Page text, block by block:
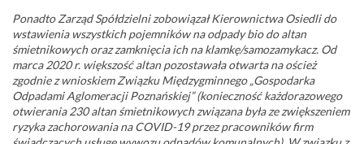
Ponadto Zarząd Spółdzielni zobowiązał Kierownictwa Osiedli do
wstawienia wszystkich pojemników na odpady bio do altan
śmietnikowych oraz zamknięcia ich na klamkę/samozamykacz. Od
marca 2020 r. większość altan pozostawała otwarta na oścież
zgodnie z wnioskiem Związku Międzygminnego „Gospodarka
Odpadami Aglomeracji Poznańskiej” (konieczność każdorazowego
otwierania 230 altan śmietnikowych związana była ze zwiększeniem
ryzyka zachorowania na COVID-19 przez pracowników firm